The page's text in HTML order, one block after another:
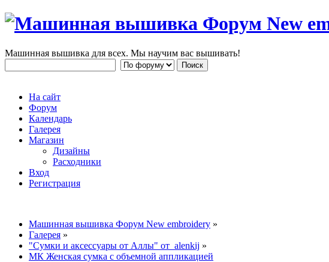
Машинная вышивка для всех. Мы научим вас вышивать!
На сайт
Форум
Календарь
Галерея
Магазин
Дизайны
Расходники
Вход
Регистрация
Машинная вышивка Форум New embroidery »
Галерея »
"Сумки и аксессуары от Аллы" от alenkij »
МК Женская сумка с объемной аппликацией